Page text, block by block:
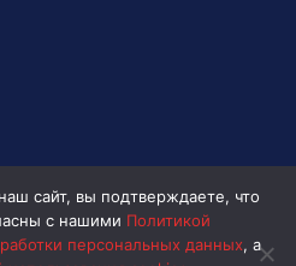
сайт, вы подтверждаете, что
с нашими Политикой
персональных данных, а